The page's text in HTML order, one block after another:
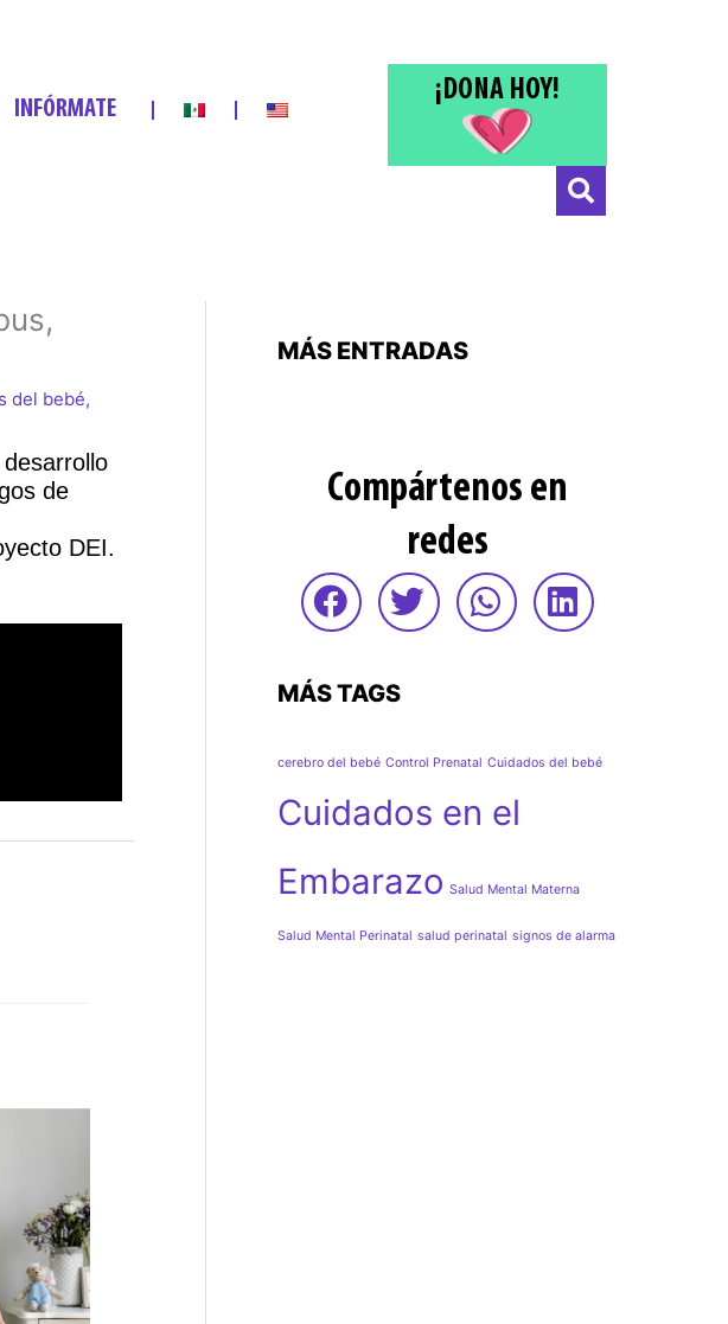
INFÓRMATE
¡DONA HOY!
del bebé,
de
DEI.
MÁS ENTRADAS
Compártenos en
redes
MÁS TAGS
cerebro del bebé Control Prenatal Cuidados del bebé
Cuidados en el
Embarazo Salud Mental Materna
Salud Mental Perinatal salud perinatal signos de alarma